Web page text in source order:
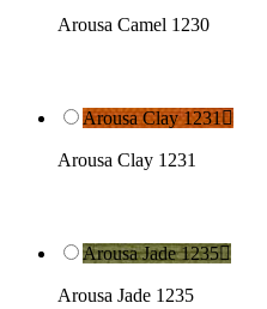
Arousa Camel 1230
Arousa Clay 1231
Arousa Clay 1231
Arousa Jade 1235
Arousa Jade 1235